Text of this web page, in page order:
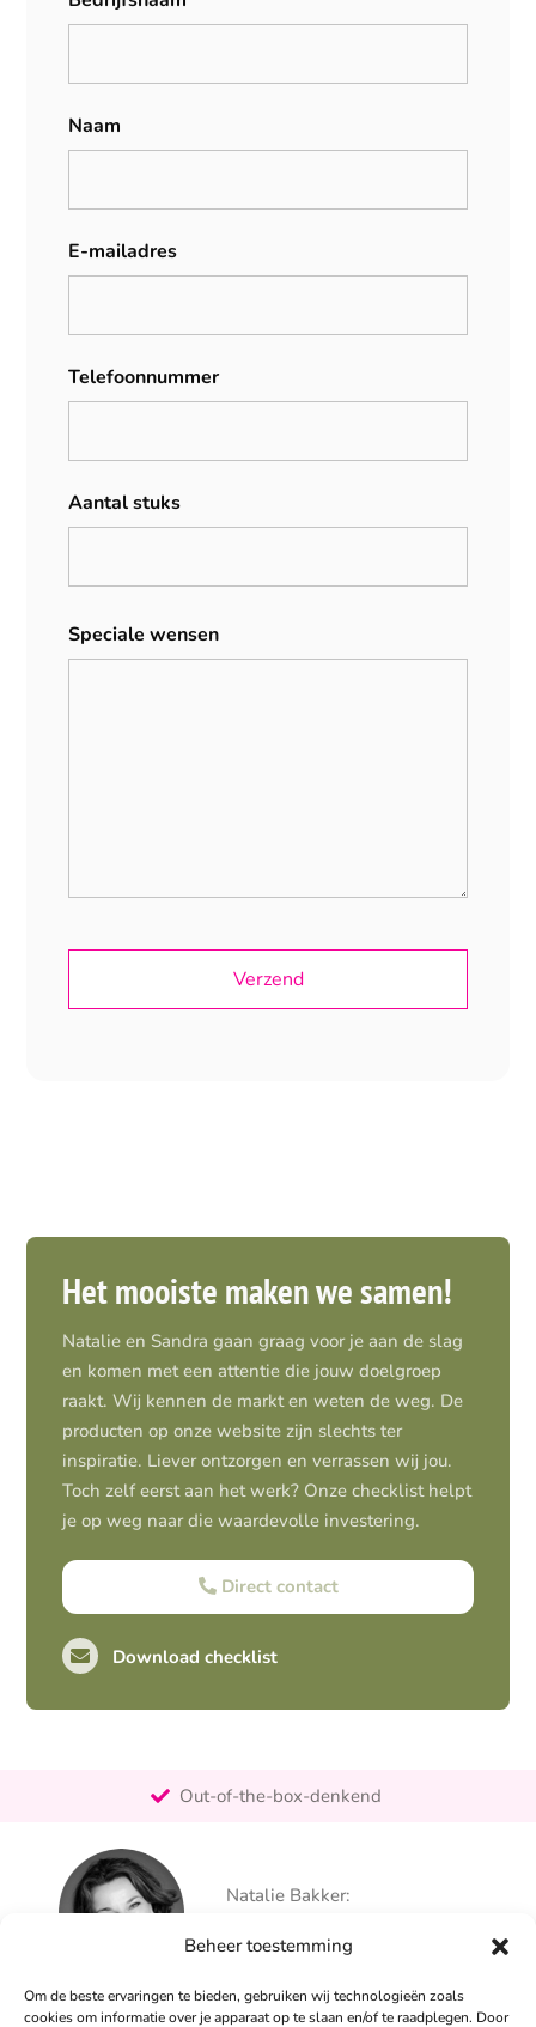
Beheer toestemming
Om de beste ervaringen te bieden, gebruiken wij technologieën zoals
cookies om informatie over je apparaat op te slaan en/of te raadplegen. Door
Naam
E-mailadres
Telefoonnummer
Aantal stuks
Speciale wensen
Het mooiste maken we samen!
Natalie en Sandra gaan graag voor je aan de slag
en komen met een attentie die jouw doelgroep
raakt. Wij kennen de markt en weten de weg. De
producten op onze website zijn slechts ter
inspiratie. Liever ontzorgen en verrassen wij jou.
Toch zelf eerst aan het werk? Onze checklist helpt
je op weg naar die waardevolle investering.
Direct contact
Download checklist
Out-of-the-box-denkend
Persoonlijk
Natalie Bakker:
info@alertpromotie.nl